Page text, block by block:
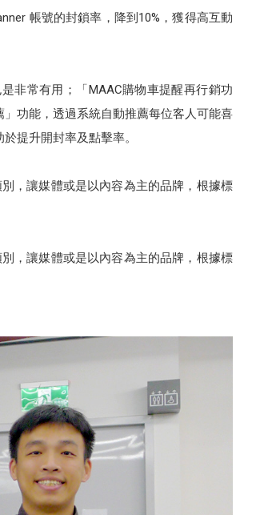
帳號的封鎖率，降到10%，獲得高互動
非常有用；「MAAC購物車提醒再行銷功
功能，透過系統自動推薦每位客人可能喜
提升開封率及點擊率。
，讓媒體或是以內容為主的品牌，根據標
，讓媒體或是以內容為主的品牌，根據標